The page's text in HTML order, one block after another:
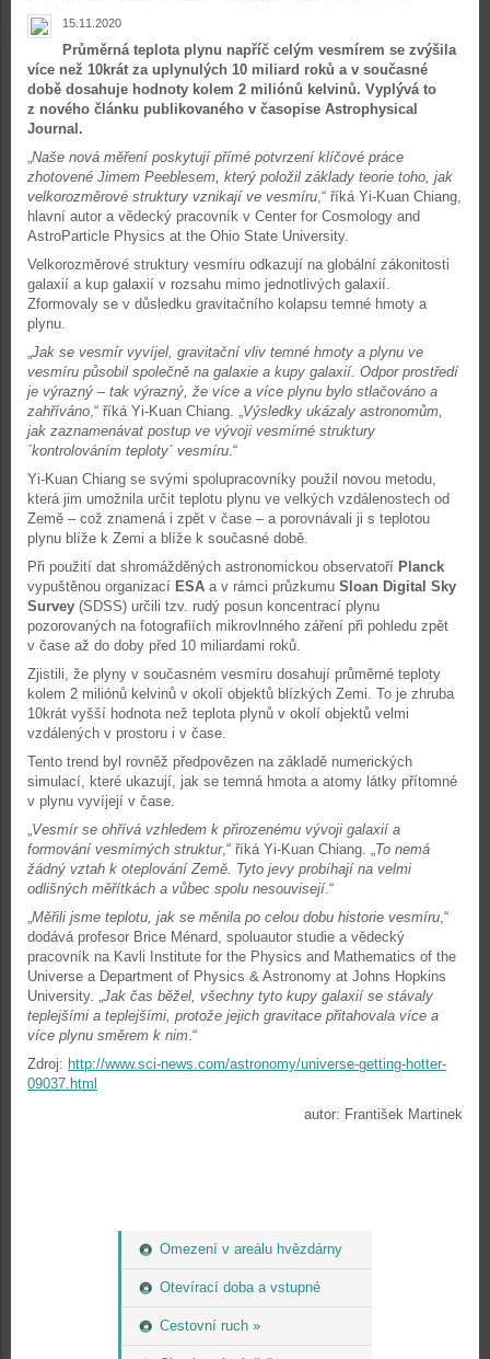
Omezení v areálu hvězdárny
Otevírací doba a vstupné
Cestovní ruch »
15.11.2020
Průměrná teplota plynu napříč celým vesmírem se zvýšila
více než 10krát za uplynulých 10 miliard roků a v současné
době dosahuje hodnoty kolem 2 miliónů kelvinů. Vyplývá to
z nového článku publikovaného v časopise Astrophysical
Journal.
„Naše nová měření poskytují přímé potvrzení klíčové práce
zhotovené Jimem Peeblesem, který položil základy teorie toho, jak
velkorozměrové struktury vznikají ve vesmíru,“ říká Yi-Kuan Chiang,
hlavní autor a vědecký pracovník v Center for Cosmology and
AstroParticle Physics at the Ohio State University.
Velkorozměrové struktury vesmíru odkazují na globální zákonitosti
galaxií a kup galaxií v rozsahu mimo jednotlivých galaxií.
Zformovaly se v důsledku gravitačního kolapsu temné hmoty a
plynu.
„Jak se vesmír vyvíjel, gravitační vliv temné hmoty a plynu ve
vesmíru působil společně na galaxie a kupy galaxií. Odpor prostředí
je výrazný – tak výrazný, že více a více plynu bylo stlačováno a
zahříváno,“ říká Yi-Kuan Chiang. „Výsledky ukázaly astronomům,
jak zaznamenávat postup ve vývoji vesmírné struktury
´kontrolováním teploty´ vesmíru.“
Yi-Kuan Chiang se svými spolupracovníky použil novou metodu,
která jim umožnila určit teplotu plynu ve velkých vzdálenostech od
Země – což znamená i zpět v čase – a porovnávali ji s teplotou
plynu blíže k Zemi a blíže k současné době.
Při použití dat shromážděných astronomickou observatoří Planck
vypuštěnou organizací ESA a v rámci průzkumu Sloan Digital Sky
Survey (SDSS) určili tzv. rudý posun koncentrací plynu
pozorovaných na fotografiích mikrovlnného záření při pohledu zpět
v čase až do doby před 10 miliardami roků.
Zjistili, že plyny v současném vesmíru dosahují průměrné teploty
kolem 2 miliónů kelvinů v okolí objektů blízkých Zemi. To je zhruba
10krát vyšší hodnota než teplota plynů v okolí objektů velmi
vzdálených v prostoru i v čase.
Tento trend byl rovněž předpovězen na základě numerických
simulací, které ukazují, jak se temná hmota a atomy látky přítomné
v plynu vyvíjejí v čase.
„Vesmír se ohřívá vzhledem k přirozenému vývoji galaxií a
formování vesmírných struktur,“ říká Yi-Kuan Chiang. „To nemá
žádný vztah k oteplování Země. Tyto jevy probíhají na velmi
odlišných měřítkách a vůbec spolu nesouvisejí.“
„Měřili jsme teplotu, jak se měnila po celou dobu historie vesmíru,“
dodává profesor Brice Ménard, spoluautor studie a vědecký
pracovník na Kavli Institute for the Physics and Mathematics of the
Universe a Department of Physics & Astronomy at Johns Hopkins
University. „Jak čas běžel, všechny tyto kupy galaxií se stávaly
teplejšími a teplejšími, protože jejich gravitace přitahovala více a
více plynu směrem k nim.“
Zdroj: http://www.sci-news.com/astronomy/universe-getting-hotter-
09037.html
autor: František Martinek